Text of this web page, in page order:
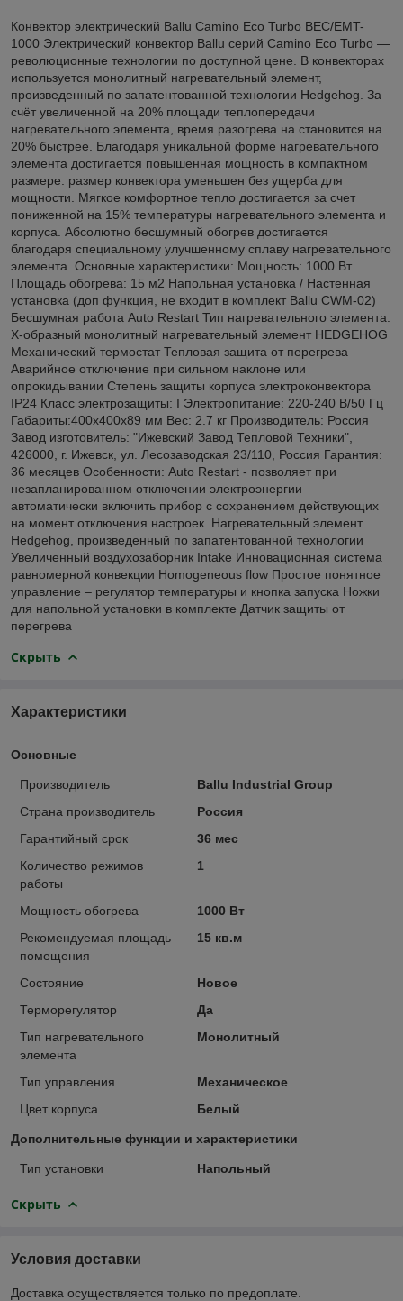
Конвектор электрический Ballu Camino Eco Turbo BEC/EMT-
1000 Электрический конвектор Ballu серий Camino Eco Turbo —
революционные технологии по доступной цене. В конвекторах
используется монолитный нагревательный элемент,
произведенный по запатентованной технологии Hedgehog. За
счёт увеличенной на 20% площади теплопередачи
нагревательного элемента, время разогрева на становится на
20% быстрее. Благодаря уникальной форме нагревательного
элемента достигается повышенная мощность в компактном
размере: размер конвектора уменьшен без ущерба для
мощности. Мягкое комфортное тепло достигается за счет
пониженной на 15% температуры нагревательного элемента и
корпуса. Абсолютно бесшумный обогрев достигается
благодаря специальному улучшенному сплаву нагревательного
элемента. Основные характеристики: Мощность: 1000 Вт
Площадь обогрева: 15 м2 Напольная установка / Настенная
установка (доп функция, не входит в комплект Ballu CWM-02)
Бесшумная работа Auto Restart Тип нагревательного элемента:
Х-образный монолитный нагревательный элемент HEDGEHOG
Механический термостат Тепловая защита от перегрева
Аварийное отключение при сильном наклоне или
опрокидывании Степень защиты корпуса электроконвектора
IP24 Класс электрозащиты: I Электропитание: 220-240 В/50 Гц
Габариты:400х400х89 мм Вес: 2.7 кг Производитель: Россия
Завод изготовитель: "Ижевский Завод Тепловой Техники",
426000, г. Ижевск, ул. Лесозаводская 23/110, Россия Гарантия:
36 месяцев Особенности: Auto Restart - позволяет при
незапланированном отключении электроэнергии
автоматически включить прибор с сохранением действующих
на момент отключения настроек. Нагревательный элемент
Hedgehog, произведенный по запатентованной технологии
Увеличенный воздухозаборник Intake Инновационная система
равномерной конвекции Homogeneous flow Простое понятное
управление – регулятор температуры и кнопка запуска Ножки
для напольной установки в комплекте Датчик защиты от
перегрева
Скрыть
Характеристики
Основные
Производитель
Ballu Industrial Group
Страна производитель
Россия
Гарантийный срок
36 мес
Количество режимов
работы
1
Мощность обогрева
1000 Вт
Рекомендуемая площадь
помещения
15 кв.м
Состояние
Новое
Терморегулятор
Да
Тип нагревательного
элемента
Монолитный
Тип управления
Механическое
Цвет корпуса
Белый
Дополнительные функции и характеристики
Тип установки Напольный
Скрыть
Условия доставки
Доставка осуществляется только по предоплате.